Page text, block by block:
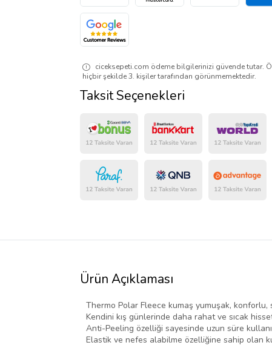
ciceksepeti.com ödeme bilgilerinizi güvende tutar.
hiçbir şekilde 3. kişiler tarafından görünmemektedir.
Taksit Seçenekleri
Ürün Açıklaması
Thermo Polar Fleece kumaş yumuşak, konforlu,
Kendini kış günlerinde daha rahat ve sıcak
Anti-Peeling özelliği sayesinde uzun süre
Elastik ve nefes alabilme özelliğine sahip olan